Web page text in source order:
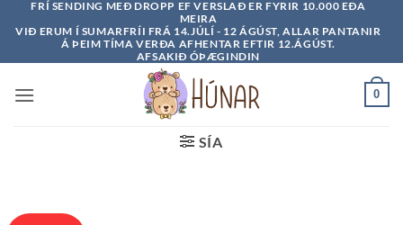
FRÍ SENDING MEÐ DROPP EF VERSLAÐ ER FYRIR 10.000 EÐA
MEIRA
VIÐ ERUM Í SUMARFRÍI FRÁ 14.JÚLÍ - 12 ÁGÚST, ALLAR PANTANIR
Á ÞEIM TÍMA VERÐA AFHENTAR EFTIR 12.ÁGÚST.
AFSAKIÐ ÓÞÆGINDIN
0
SÍA